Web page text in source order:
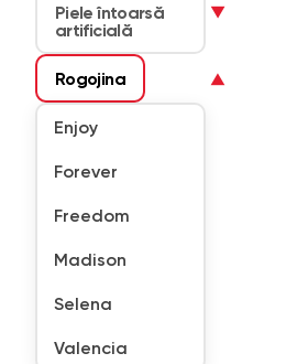
Piele întoarsă
artificială
▼
Rogojina ▼
Enjoy
Forever
Freedom
Madison
Selena
Valencia